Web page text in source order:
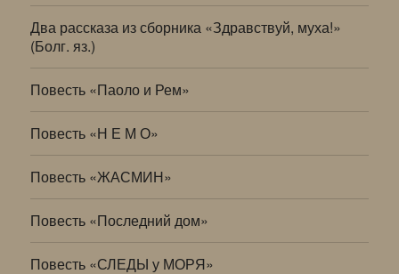
Два рассказа из сборника «Здравствуй, муха!»
(Болг. яз.)
Повесть «Паоло и Рем»
Повесть «Н Е М О»
Повесть «ЖАСМИН»
Повесть «Последний дом»
Повесть «СЛЕДЫ у МОРЯ»